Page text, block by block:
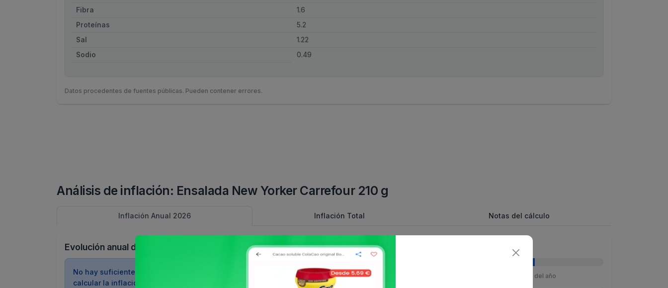
Fibra
1.6
Proteínas
5.2
Sal
1.22
Sodio
0.49
Datos procedentes de fuentes públicas. Pueden contener errores.
Análisis de inflación: Ensalada New Yorker Carrefour 210 g
Inflación Anual 2026 Inflación Total Notas del cálculo
Evolución anual de precios
No hay suficientes datos históricos para
calcular la inflación anual de este producto.
Comparativa con IPC
No hay suficientes datos para la
comparativa con IPC.
Análisis del año 2026
Transcurrido 60% del año